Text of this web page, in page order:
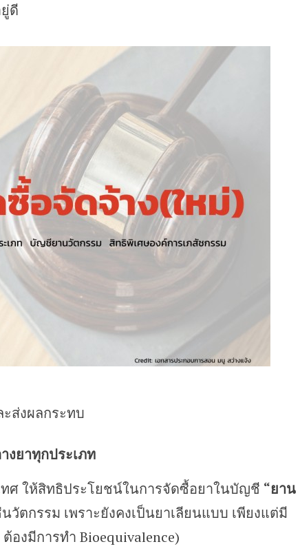
ดี
ส่งผลกระทบ
งยาทุกประเภท
ศ ให้สิทธิประโยชน์ในการจัดซื้อยาในบัญชี “ยาน
วัตกรรม เพราะยังคงเป็นยาเลียนแบบ เพียงแต่มี
องมีการทำ Bioequivalence)